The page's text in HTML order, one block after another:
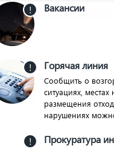
Вакансии
!
Горячая линия
Сообщить о
ситуациях,
размещения
нарушениях
!
Прокуратура
!